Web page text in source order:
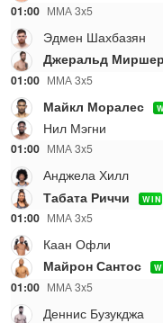
01:00 ММА 3x5
Эдмен Шахбазян
Джеральд
01:00 ММА 3x5
Майкл Моралес
Нил Мэгни
01:00 ММА 3x5
Анджела Хилл
Табата Риччи
WIN
01:00 ММА 3x5
Каан Офли
Майрон Сантос
01:00 ММА 3x5
Деннис Бузукджа